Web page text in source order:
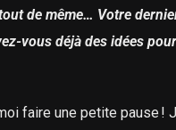
de même… Votre
vous déjà des idées
faire une petite pause !